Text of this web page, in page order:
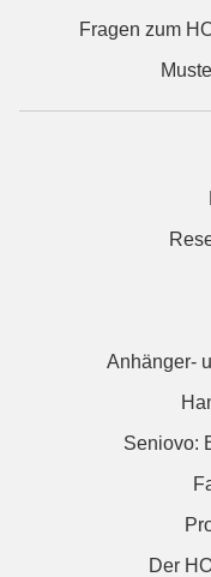
Fragen zum
Anhänger-
Seniovo:
Der